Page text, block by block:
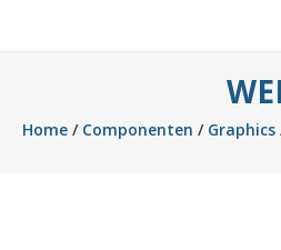
Home / Componenten / Graphics